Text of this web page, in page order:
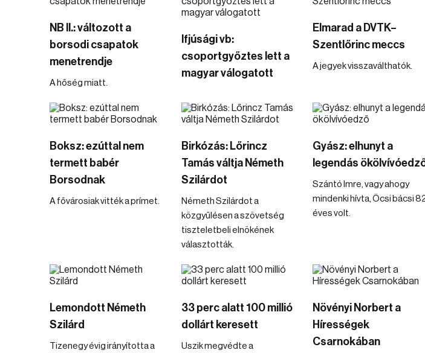
NB II.: változott a
borsodi csapatok
menetrendje
A hőség miatt.
Ifjúsági vb:
csoportgyőztes lett a
magyar válogatott
Elmarad a DVTK–
Szentlőrinc meccs
A jegyek visszaválthatók.
Boksz: ezúttal nem
termett babér
Borsodnak
A fővárosiak vitték a prímet.
Birkózás: Lőrincz
Tamás váltja Németh
Szilárdot
Németh Szilárdot a
közgyűlésen a szövetség
tiszteletbeli elnökének
választották.
Gyász: elhunyt a
legendás
Szántó Imre, vagy ahogy
mindenki hívta, Öcsi bácsi
éves volt.
Lemondott Németh
Szilárd
Tizenegy évig irányította a
33 perc alatt 100 millió
dollárt keresett
Uszik megvédte a
Növényi Norbert a
Hírességek
Csarnokában